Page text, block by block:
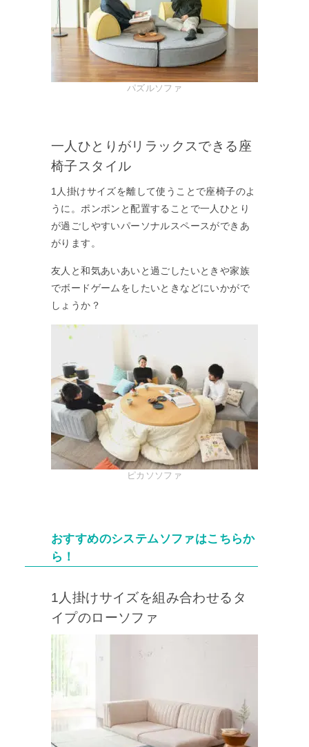
パズルソファ
一人ひとりがリラックスできる座
椅子スタイル
1人掛けサイズを離して使うことで座椅子のよ
うに。ポンポンと配置することで一人ひとり
が過ごしやすいパーソナルスペースができあ
がります。
友人と和気あいあいと過ごしたいときや家族
でボードゲームをしたいときなどにいかがで
しょうか？
ピカソソファ
おすすめのシステムソファはこちらか
ら！
1人掛けサイズを組み合わせるタ
イプのローソファ